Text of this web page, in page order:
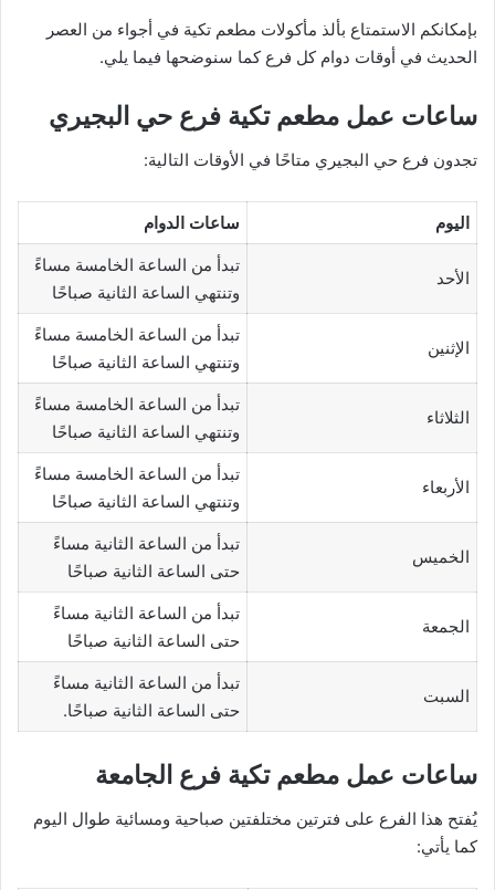
بإمكانكم الاستمتاع بألذ مأكولات مطعم تكية في أجواء من العصر
الحديث في أوقات دوام كل فرع كما سنوضحها فيما يلي.
ساعات عمل مطعم تكية فرع حي البجيري
تجدون فرع حي البجيري متاحًا في الأوقات التالية:
اليوم ساعات الدوام
الأحد
تبدأ من الساعة الخامسة مساءً
وتنتهي الساعة الثانية صباحًا
الإثنين
تبدأ من الساعة الخامسة مساءً
وتنتهي الساعة الثانية صباحًا
الثلاثاء
تبدأ من الساعة الخامسة مساءً
وتنتهي الساعة الثانية صباحًا
الأربعاء
تبدأ من الساعة الخامسة مساءً
وتنتهي الساعة الثانية صباحًا
الخميس
تبدأ من الساعة الثانية مساءً
حتى الساعة الثانية صباحًا
الجمعة
تبدأ من الساعة الثانية مساءً
حتى الساعة الثانية صباحًا
السبت
تبدأ من الساعة الثانية مساءً
حتى الساعة الثانية صباحًا.
ساعات عمل مطعم تكية فرع الجامعة
يُفتح هذا الفرع على فترتين مختلفتين صباحية ومسائية طوال اليوم
كما يأتي: